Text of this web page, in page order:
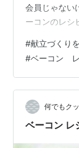
会員じゃない
ーコンのレシ
シピ2＞低糖
ピ3＞低糖質
＞低糖質☆し
＞低糖質☆ト
6＞低糖質☆え
＞低糖質ミニ
#献立づくり
#ベーコン
何でもク
ベーコン レ